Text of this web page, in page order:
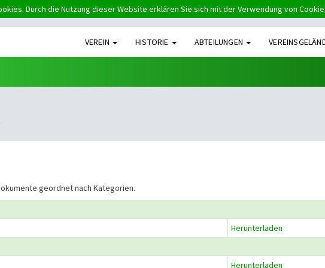
Durch die Nutzung dieser Website erklären Sie sich mit der Verwendung von
VEREIN HISTORIE ABTEILUNGEN
geordnet nach Kategorien.
Herunterladen
Herunterladen